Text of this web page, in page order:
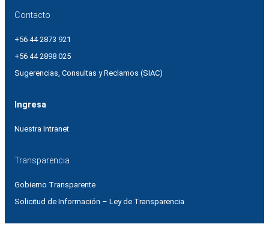
Contacto
+56 44 2873 921
+56 44 2898 025
Sugerencias, Consultas y Reclamos (SIAC)
Ingresa
Nuestra Intranet
Transparencia
Gobierno Transparente
Solicitud de Información – Ley de Transparencia